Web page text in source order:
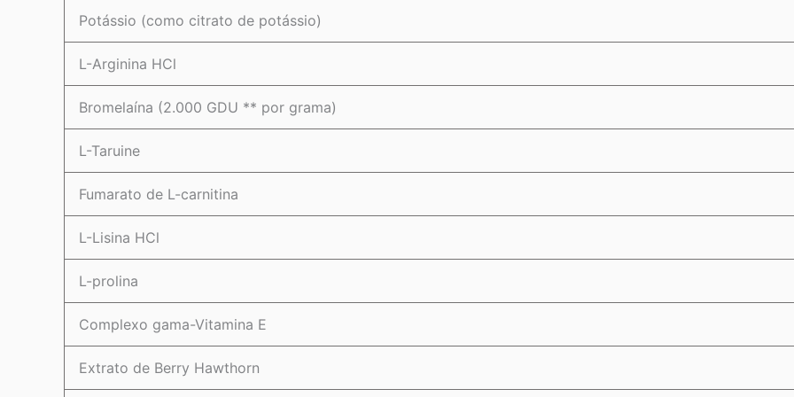
Potássio (como citrato de potássio)
L-Arginina HCl
Bromelaína (2.000 GDU ** por grama)
L-Taruine
Fumarato de L-carnitina
L-Lisina HCl
L-prolina
Complexo gama-Vitamina E
Extrato de Berry Hawthorn